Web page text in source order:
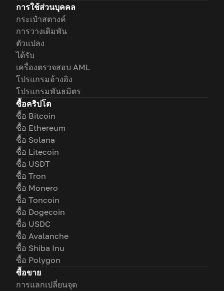
การใช้ส่วนบุคคล
กระเป๋าสตางค์
การวางเดิมพัน
ตัวแปลง
ได้รับ
เครื่องตรวจสอบ AML
โปรแกรมอ้างอิง
โปรแกรมพันธมิตร
ซื้อคริปโต
ซื้อ Bitcoin
ซื้อ Ethereum
ซื้อ Solana
ซื้อ Litecoin
ซื้อ USDT
ซื้อ Tron
ซื้อ Monero
ซื้อ Toncoin
ซื้อ Dogecoin
ซื้อ USDC
ซื้อ Avalanche
ซื้อ Shiba Inu
ซื้อ Polygon
ซื้อขาย
การแลกเปลี่ยนจุด